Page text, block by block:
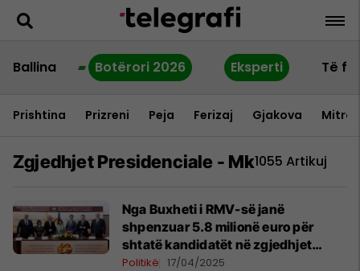
Ballina Botërori 2026 Eksperti Të
Prishtina Prizreni Peja Ferizaj Gjakova
Zgjedhjet Presidenciale - Mk1055 Artikuj
Nga Buxheti i RMV-së janë
shpenzuar 5.8 milionë euro për
shtatë kandidatët në zgjedhjet
presidenciale 2024
Politikë 17/04/2025